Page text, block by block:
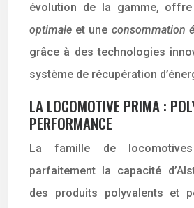
évolution de la gamme,
optimale et une consommation
grâce à des technologies
système de récupération
LA LOCOMOTIVE PRIMA :
PERFORMANCE
La famille de
parfaitement la capacité
des produits polyvalents et